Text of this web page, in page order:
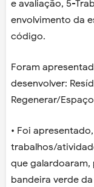
e avaliação, 5-
envolvimento da
código.
Foram
desenvolver:
Regenerar/
• Foi
trabalhos/
que galardoaram,
bandeira verde